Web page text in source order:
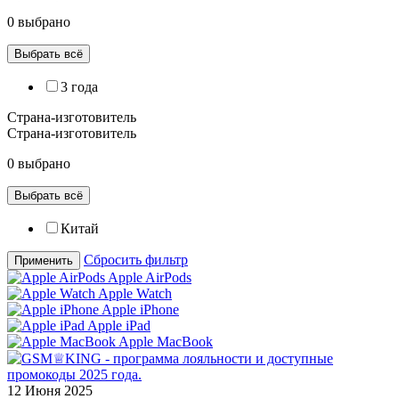
0 выбрано
Выбрать всё
3 года
Страна-изготовитель
Страна-изготовитель
0 выбрано
Выбрать всё
Китай
Применить
Сбросить фильтр
Apple AirPods
Apple Watch
Apple iPhone
Apple iPad
Apple MacBook
12 Июня 2025